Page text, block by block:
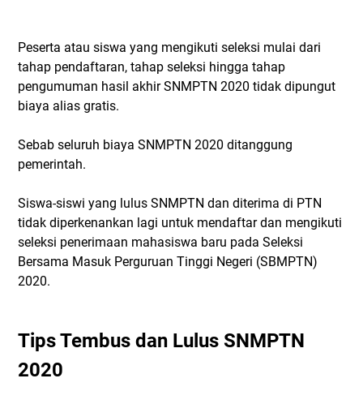
Peserta atau siswa yang mengikuti seleksi mulai dari
tahap pendaftaran, tahap seleksi hingga tahap
pengumuman hasil akhir SNMPTN 2020 tidak dipungut
biaya alias gratis.
Sebab seluruh biaya SNMPTN 2020 ditanggung
pemerintah.
Siswa-siswi yang lulus SNMPTN dan diterima di PTN
tidak diperkenankan lagi untuk mendaftar dan mengikuti
seleksi penerimaan mahasiswa baru pada Seleksi
Bersama Masuk Perguruan Tinggi Negeri (SBMPTN)
2020.
Tips Tembus dan Lulus SNMPTN
2020